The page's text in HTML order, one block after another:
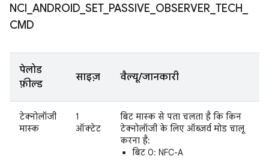
NCI ANDROID SET_ PASSIVE OBSERVER TECH
CMD
पेलोड
फ़ील्ड
साइज़ वैल्यू/जानकारी
टेक्नोलॉजी
मास्क
1
ऑक्टेट
बिट मास्क से पता चलता है कि किन
टेक्नोलॉजी के लिए ऑब्ज़र्व मोड चालू
करना है:
बिट 0: NFC-A